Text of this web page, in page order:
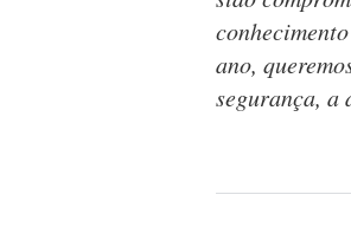
ano,
segurança, a